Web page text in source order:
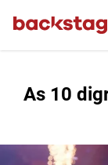
As 10